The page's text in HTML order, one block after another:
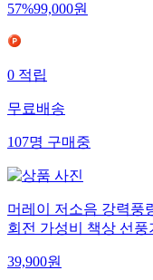
57%99,000원
0 적립
무료배송
107명 구매중
머레이 저소음 강력풍
회전 가성비 책상 선풍
39,900원